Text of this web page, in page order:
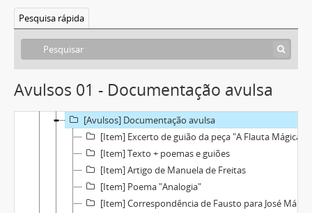
Pesquisa rápida
Avulsos 01 - Documentação avulsa
[Caixa] Caixa 38
[Caixa] Caixa 42
[Caixa] Caixa 44
[Caixa] Caixa 45
[Caixa] Caixa 46
[Avulsos] Documentação avulsa
[Item] Excerto de guião da peça "A Flauta Mágica"
[Item] Texto + poemas e guiões
[Item] Artigo de Manuela de Freitas
[Item] Poema "Analogia"
[Item] Correspondência de Fausto para José Mário Branco